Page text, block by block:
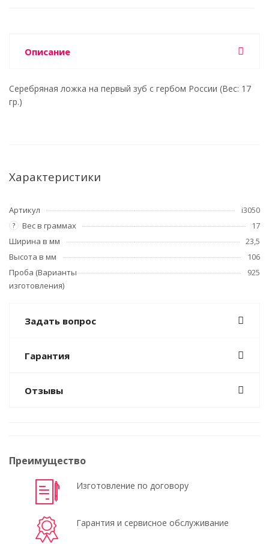
Описание
Серебряная ложка на первый зуб с гербом России (Вес: 17
гр.)
Характеристики
Артикул i3050
? Вес в граммах
17
Ширина в мм
23,5
Высота в мм
106
Проба (Варианты
изготовления)
925
Задать вопрос
Гарантия
Отзывы
Преимущество
Изготовление по договору
Гарантия и сервисное обслуживание